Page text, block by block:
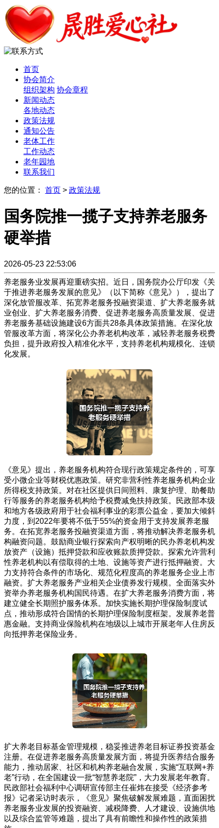
首页
协会简介
组织架构 协会章程
新闻动态
各地动态
政策法规
通知公告
老体工作
工作动态
老年园地
联系我们
您的位置： 首页 > 政策法规
国务院推一揽子支持养老服务
硬举措
2026-05-23 22:53:06
养老服务业发展再迎重磅实招。近日，国务院办公厅印发《关
于推进养老服务发展的意见》（以下简称《意见》），提出了
深化放管服改革、拓宽养老服务投融资渠道、扩大养老服务就
业创业、扩大养老服务消费、促进养老服务高质量发展、促进
养老服务基础设施建设6方面共28条具体政策措施。在深化放
管服改革方面，将深化公办养老机构改革，减轻养老服务税费
负担，提升政府投入精准化水平，支持养老机构规模化、连锁
化发展。
《意见》提出，养老服务机构符合现行政策规定条件的，可享
受小微企业等财税优惠政策。研究非营利性养老服务机构企业
所得税支持政策。对在社区提供日间照料、康复护理、助餐助
行等服务的养老服务机构给予税费减免扶持政策。民政部本级
和地方各级政府用于社会福利事业的彩票公益金，要加大倾斜
力度，到2022年要将不低于55%的资金用于支持发展养老服
务。在拓宽养老服务投融资渠道方面，将推动解决养老服务机
构融资问题。鼓励商业银行探索向产权明晰的民办养老机构发
放资产（设施）抵押贷款和应收账款质押贷款。探索允许营利
性养老机构以有偿取得的土地、设施等资产进行抵押融资。大
力支持符合条件的市场化、规范化程度高的养老服务企业上市
融资。扩大养老服务产业相关企业债券发行规模。全面落实外
资举办养老服务机构国民待遇。在扩大养老服务消费方面，将
建立健全长期照护服务体系。加快实施长期护理保险制度试
点，推动形成符合国情的长期护理保险制度框架。发展养老普
惠金融。支持商业保险机构在地级以上城市开展老年人住房反
向抵押养老保险业务。
扩大养老目标基金管理规模，稳妥推进养老目标证券投资基金
注册。在促进养老服务高质量发展方面，将提升医养结合服务
能力，推动居家、社区和机构养老融合发展，实施“互联网+养
老”行动，在全国建设一批“智慧养老院”，大力发展老年教育。
民政部社会福利中心调研宣传部主任崔炜在接受《经济参考
报》记者采访时表示，《意见》聚焦破解发展难题，直面困扰
养老服务业发展的投资融资、减税降费、人才建设、设施供地
以及综合监管等难题，提出了具有前瞻性和操作性的政策措